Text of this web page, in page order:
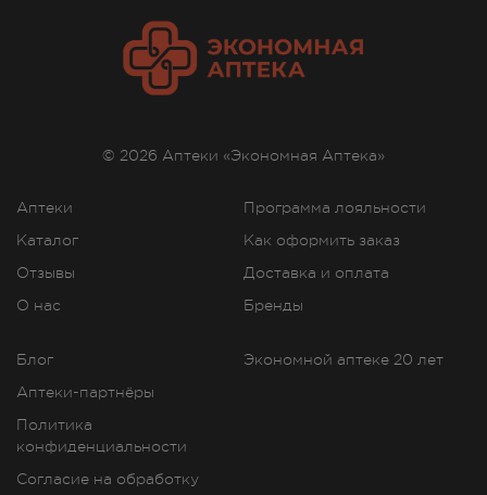
Аптеки
Каталог
Отзывы
О нас
Программа лояльности
Как оформить заказ
Доставка и оплата
Бренды
Блог
Аптеки-партнёры
Политика
конфиденциальности
Согласие на обработку
Экономной аптеке 20 лет
© 2026 Аптеки «Экономная Аптека»